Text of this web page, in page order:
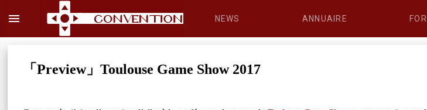
menu NEWS ANNUAIRE
「Preview」Toulouse Game Show 2017